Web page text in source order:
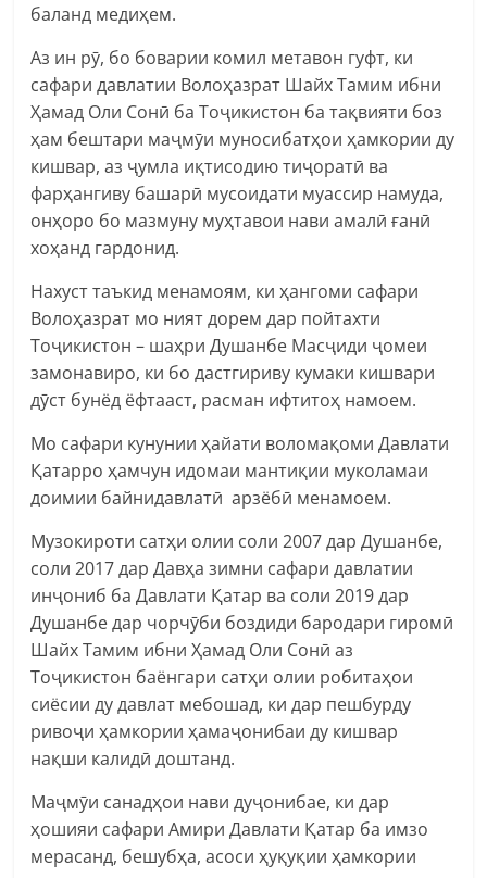
баланд медиҳем.
Аз ин рӯ, бо боварии комил метавон гуфт, ки
сафари давлатии Волоҳазрат Шайх Тамим ибни
Ҳамад Оли Сонӣ ба Тоҷикистон ба тақвияти боз
ҳам бештари маҷмӯи муносибатҳои ҳамкории ду
кишвар, аз ҷумла иқтисодию тиҷоратӣ ва
фарҳангиву башарӣ мусоидати муассир намуда,
онҳоро бо мазмуну муҳтавои нави амалӣ ғанӣ
хоҳанд гардонид.
Нахуст таъкид менамоям, ки ҳангоми сафари
Волоҳазрат мо ният дорем дар пойтахти
Тоҷикистон – шаҳри Душанбе Масҷиди ҷомеи
замонавиро, ки бо дастгириву кумаки кишвари
дӯст бунёд ёфтааст, расман ифтитоҳ намоем.
Мо сафари кунунии ҳайати воломақоми Давлати
Қатарро ҳамчун идомаи мантиқии муколамаи
доимии байнидавлатӣ арзёбӣ менамоем.
Музокироти сатҳи олии соли 2007 дар Душанбе,
соли 2017 дар Давҳа зимни сафари давлатии
инҷониб ба Давлати Қатар ва соли 2019 дар
Душанбе дар чорчӯби боздиди бародари гиромӣ
Шайх Тамим ибни Ҳамад Оли Сонӣ аз
Тоҷикистон баёнгари сатҳи олии робитаҳои
сиёсии ду давлат мебошад, ки дар пешбурду
ривоҷи ҳамкории ҳамаҷонибаи ду кишвар
нақши калидӣ доштанд.
Маҷмӯи санадҳои нави дуҷонибае, ки дар
ҳошияи сафари Амири Давлати Қатар ба имзо
мерасанд, бешубҳа, асоси ҳуқуқии ҳамкории